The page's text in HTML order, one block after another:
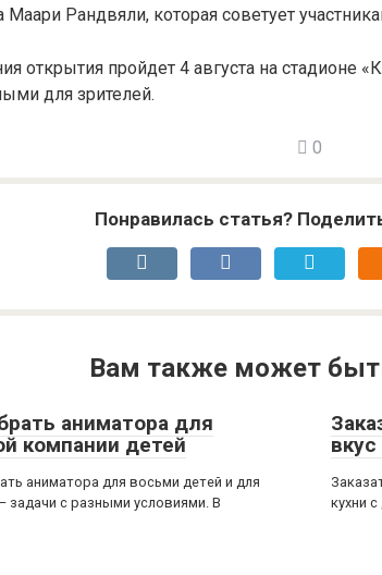
Маари Рандвяли, которая советует
открытия пройдет 4 августа на стадионе
для зрителей.
0
Понравилась статья?
Вам также может
аниматора для
компании детей
аниматора для восьми детей и для
задачи с разными условиями. В
кухни